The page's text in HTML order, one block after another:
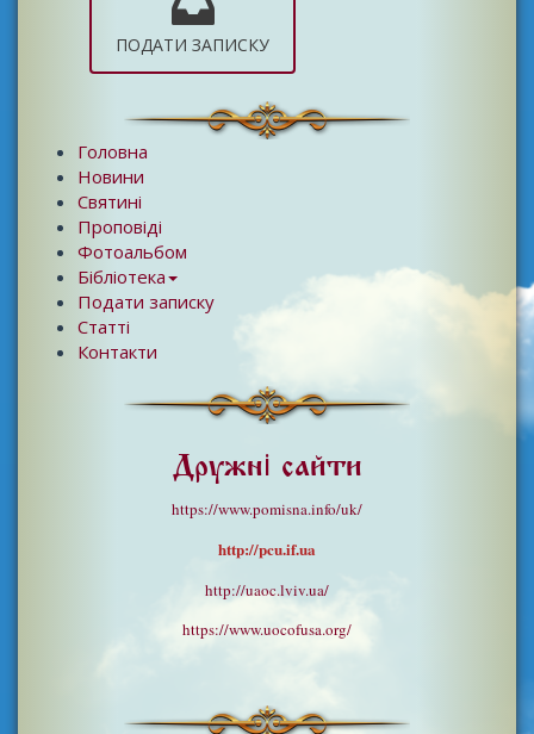
ПОДАТИ ЗАПИСКУ
Головна
Новини
Святині
Проповіді
Фотоальбом
Бібліотека
Подати записку
Статті
Контакти
Дружні сайти
https://www.pomisna.info/uk/
http://pcu.if.ua
http://uaoc.lviv.ua/
https://www.uocofusa.org/